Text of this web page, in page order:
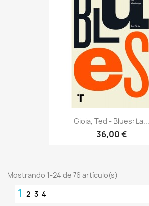
Gioia, Ted - Blues: La...
36,00 €
Mostrando 1-24 de 76 artículo(s)
1 2 3 4